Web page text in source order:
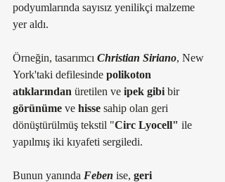
podyumlarında sayısız yenilikçi malzeme
yer aldı.
Örneğin, tasarımcı Christian Siriano, New
York'taki defilesinde polikoton
atıklarından üretilen ve ipek gibi bir
görünüme ve hisse sahip olan geri
dönüştürülmüş tekstil "Circ Lyocell" ile
yapılmış iki kıyafeti sergiledi.
Bunun yanında Feben ise, geri